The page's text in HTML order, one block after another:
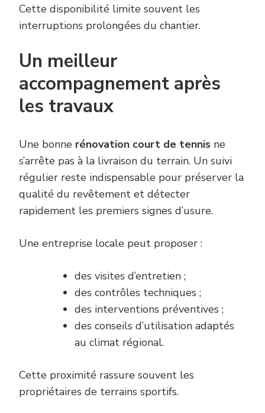
Cette disponibilité limite souvent les
interruptions prolongées du chantier.
Un meilleur
accompagnement après
les travaux
Une bonne rénovation court de tennis ne
s’arrête pas à la livraison du terrain. Un suivi
régulier reste indispensable pour préserver la
qualité du revêtement et détecter
rapidement les premiers signes d’usure.
Une entreprise locale peut proposer :
des visites d’entretien ;
des contrôles techniques ;
des interventions préventives ;
des conseils d’utilisation adaptés
au climat régional.
Cette proximité rassure souvent les
propriétaires de terrains sportifs.